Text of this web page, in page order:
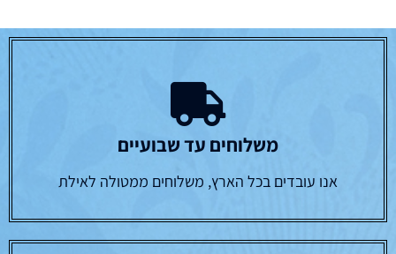
משלוחים עד שבועיים
אנו עובדים בכל הארץ, משלוחים ממטולה לאילת